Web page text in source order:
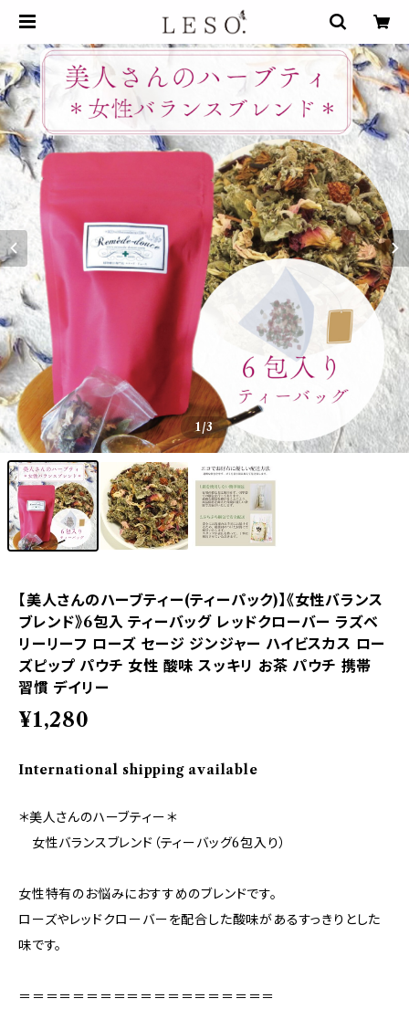
1/3
【美人さんのハーブティー(ティーパック)】《女性バランス
ブレンド》6包入 ティーバッグ レッドクローバー ラズベ
リーリーフ ローズ セージ ジンジャー ハイビスカス ロー
ズピップ パウチ 女性 酸味 スッキリ お茶 パウチ 携帯
習慣 デイリー
¥1,280
International shipping available
＊美人さんのハーブティー＊
女性バランスブレンド（ティーバッグ6包入り）
女性特有のお悩みにおすすめのブレンドです。
ローズやレッドクローバーを配合した酸味があるすっきりとした
味です。
＝＝＝＝＝＝＝＝＝＝＝＝＝＝＝＝＝＝＝